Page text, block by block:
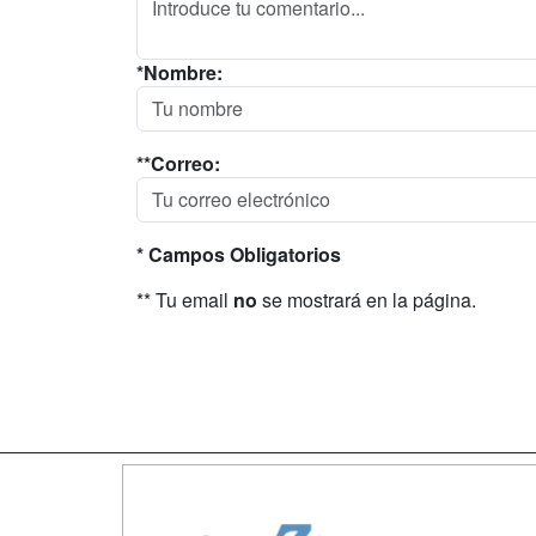
*Nombre:
**Correo:
* Campos Obligatorios
** Tu email no se mostrará en la página.